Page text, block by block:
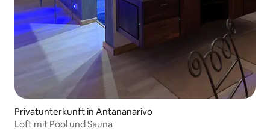
Privatunterkunft in Antananarivo
Loft mit Pool und Sauna